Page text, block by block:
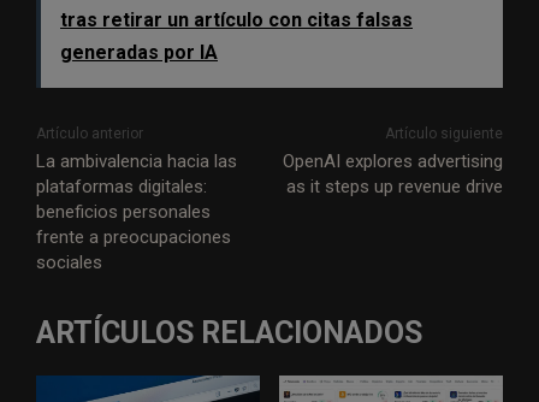
tras retirar un artículo con citas falsas
generadas por IA
Artículo anterior
La ambivalencia hacia las
plataformas digitales:
beneficios personales
frente a preocupaciones
sociales
Artículo siguiente
OpenAI explores advertising
as it steps up revenue drive
ARTÍCULOS RELACIONADOS